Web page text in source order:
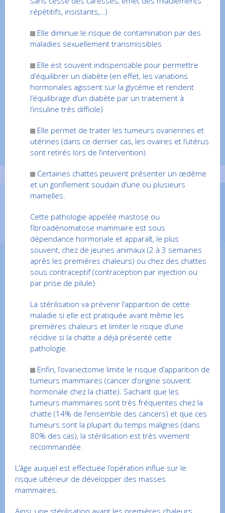
répétitifs, insistants,…)
Elle diminue le risque de contamination par des
maladies sexuellement transmissibles
Elle est souvent indispensable pour permettre
d’équilibrer un diabète (en effet, les variations
hormonales agissent sur la glycémie et rendent
l’équilibrage d’un diabète par un traitement à
l’insuline très difficile)
Elle permet de traiter les tumeurs ovariennes et
utérines (dans ce dernier cas, les ovaires et l’utérus
sont retirés lors de l’intervention).
Certaines chattes peuvent présenter un œdème
et un gonflement soudain d’une ou plusieurs
mamelles.
Cette pathologie appelée mastose ou
fibroadénomatose mammaire est sous
dépendance hormonale et apparaît, le plus
souvent, chez de jeunes animaux (2 à 3 semaines
après les premières chaleurs) ou chez des chattes
sous contraceptif (contraception par injection ou
par prise de pilule).
La stérilisation va prévenir l’apparition de cette
maladie si elle est pratiquée avant même les
premières chaleurs et limiter le risque d’une
récidive si la chatte a déjà présenté cette
pathologie.
Enfin, l’ovariectomie limite le risque d’apparition de
tumeurs mammaires (cancer d’origine souvent
hormonale chez la chatte). Sachant que les
tumeurs mammaires sont très fréquentes chez la
chatte (14% de l’ensemble des cancers) et que ces
tumeurs sont la plupart du temps malignes (dans
80% des cas), la stérilisation est très vivement
recommandée.
L’âge auquel est effectuée l’opération influe sur le
risque ultérieur de développer des masses
mammaires.
Ainsi, une stérilisation avant les premières chaleurs